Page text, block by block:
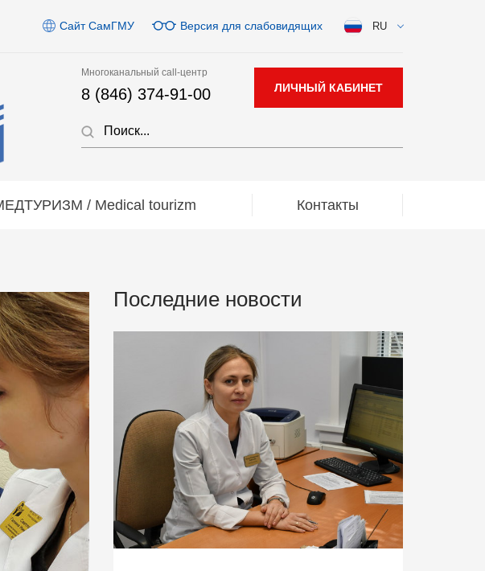
Сайт СамГМУ Версия для слабовидящих RU
Многоканальный call-центр
8 (846) 374-91-00 ЛИЧНЫЙ КАБИНЕТ
/ Medical tourizm Контакты
Последние новости